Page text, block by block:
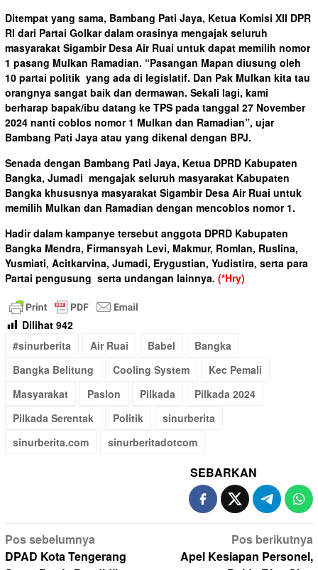
Ditempat yang sama, Bambang Pati Jaya, Ketua Komisi XII DPR
RI dari Partai Golkar dalam orasinya mengajak seluruh
masyarakat Sigambir Desa Air Ruai untuk dapat memilih nomor
1 pasang Mulkan Ramadian. “Pasangan Mapan diusung oleh
10 partai politik yang ada di legislatif. Dan Pak Mulkan kita tau
orangnya sangat baik dan dermawan. Sekali lagi, kami
berharap bapak/ibu datang ke TPS pada tanggal 27 November
2024 nanti coblos nomor 1 Mulkan dan Ramadian”, ujar
Bambang Pati Jaya atau yang dikenal dengan BPJ.
Senada dengan Bambang Pati Jaya, Ketua DPRD Kabupaten
Bangka, Jumadi mengajak seluruh masyarakat Kabupaten
Bangka khususnya masyarakat Sigambir Desa Air Ruai untuk
memilih Mulkan dan Ramadian dengan mencoblos nomor 1.
Hadir dalam kampanye tersebut anggota DPRD Kabupaten
Bangka Mendra, Firmansyah Levi, Makmur, Romlan, Ruslina,
Yusmiati, Acitkarvina, Jumadi, Erygustian, Yudistira, serta para
Partai pengusung serta undangan lainnya. (*Hry)
Dilihat 942
#sinurberita
Air Ruai Babel
Bangka
Bangka Belitung
Cooling System
Kec Pemali
Masyarakat
Paslon Pilkada
Pilkada 2024
Pilkada Serentak
Politik
sinurberita
sinurberita.com
sinurberitadotcom
SEBARKAN
Navigasi
pos
Pos sebelumnya
DPAD Kota Tengerang
Pos berikutnya
Apel Kesiapan Personel,